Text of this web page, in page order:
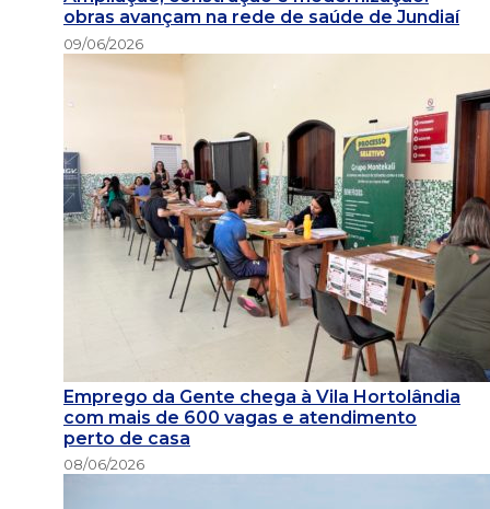
obras avançam na rede de saúde de Jundiaí
09/06/2026
Emprego da Gente chega à Vila Hortolândia
com mais de 600 vagas e atendimento
perto de casa
08/06/2026